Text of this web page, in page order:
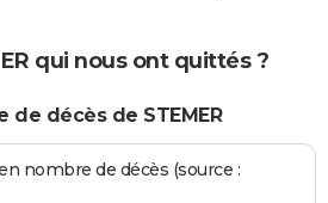
qui nous ont quittés ?
de décès de STEMER
nombre de décès (source :